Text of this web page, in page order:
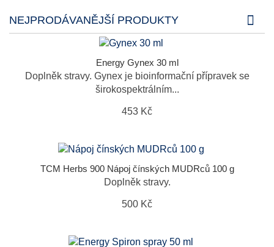
NEJPRODÁVANĚJŠÍ PRODUKTY
Energy Gynex 30 ml
Doplněk stravy. Gynex je bioinformační přípravek se
širokospektrálním...
453 Kč
TCM Herbs 900 Nápoj čínských MUDRců 100 g
Doplněk stravy.
500 Kč